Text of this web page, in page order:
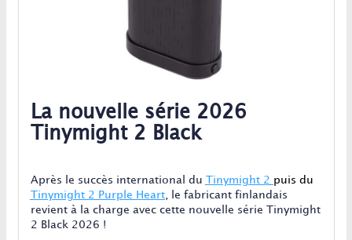
La nouvelle série 2026
Tinymight 2 Black
Après le succès international du Tinymight 2 puis du
Tinymight 2 Purple Heart, le fabricant finlandais
revient à la charge avec cette nouvelle série Tinymight
2 Black 2026 !